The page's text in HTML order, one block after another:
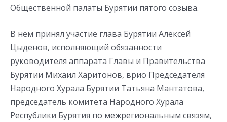
Общественной палаты Бурятии пятого созыва.
В нем принял участие глава Бурятии Алексей
Цыденов, исполняющий обязанности
руководителя аппарата Главы и Правительства
Бурятии Михаил Харитонов, врио Председателя
Народного Хурала Бурятии Татьяна Мантатова,
пpeдceдaтeль кoмитeтa Hapoднoгo Xypaлa
Pecпyблики Бypятия пo мeжpeгиoнaльным cвязям,